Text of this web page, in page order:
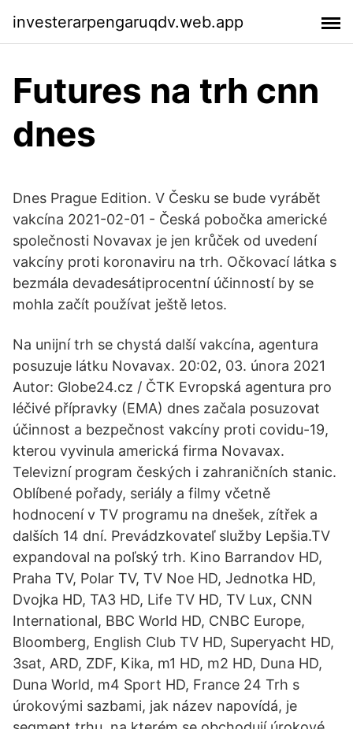
investerarpengaruqdv.web.app
Futures na trh cnn
dnes
Dnes Prague Edition. V Česku se bude vyrábět
vakcína 2021-02-01 - Česká pobočka americké
společnost­i Novavax je jen krůček od uvedení
vakcíny proti koronaviru na trh. Očkovací látka s
bezmála devadesáti­procentní účinností by se
mohla začít používat ještě letos.
Na unijní trh se chystá další vakcína, agentura
posuzuje látku Novavax. 20:02, 03. února 2021
Autor: Globe24.cz / ČTK Evropská agentura pro
léčivé přípravky (EMA) dnes začala posuzovat
účinnost a bezpečnost vakcíny proti covidu-19,
kterou vyvinula americká firma Novavax.
Televizní program českých i zahraničních stanic.
Oblíbené pořady, seriály a filmy včetně
hodnocení v TV programu na dnešek, zítřek a
dalších 14 dní. Prevádzkovateľ služby Lepšia.TV
expandoval na poľský trh. Kino Barrandov HD,
Praha TV, Polar TV, TV Noe HD, Jednotka HD,
Dvojka HD, TA3 HD, Life TV HD, TV Lux, CNN
International, BBC World HD, CNBC Europe,
Bloomberg, English Club TV HD, Superyacht HD,
3sat, ARD, ZDF, Kika, m1 HD, m2 HD, Duna HD,
Duna World, m4 Sport HD, France 24 Trh s
úrokovými sazbami, jak název napovídá, je